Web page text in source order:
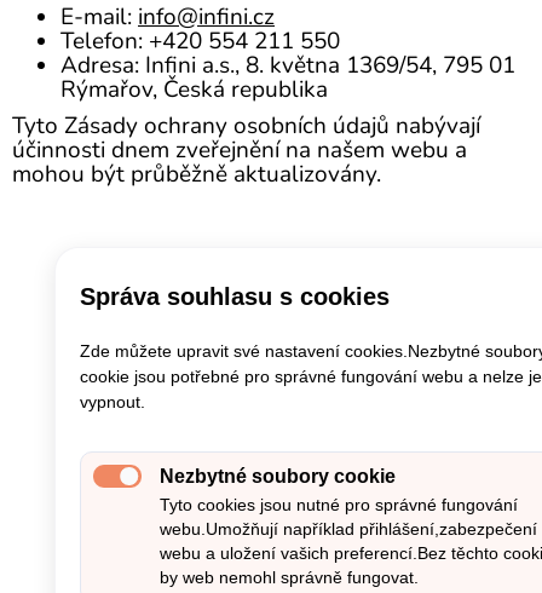
E-mail: info@infini.cz
Telefon: +420 554 211 550
Adresa: Infini a.s., 8. května 1369/54, 795 01
Rýmařov, Česká republika
Tyto Zásady ochrany osobních údajů nabývají
účinnosti dnem zveřejnění na našem webu a
mohou být průběžně aktualizovány.
Správa souhlasu s cookies
Zde můžete upravit své nastavení cookies.Nezbytné
cookie jsou potřebné pro správné fungování webu a nelze je
vypnout.
Nezbytné soubory cookie
Tyto cookies jsou nutné pro správné fungování
webu.Umožňují například přihlášení,zabezpečení
webu a uložení vašich preferencí.Bez těchto
by web nemohl správně fungovat.